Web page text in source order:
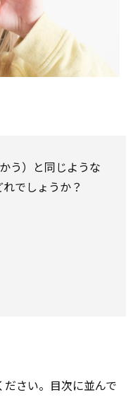
う）と同じような
でしょうか？
ださい。目次に並んで